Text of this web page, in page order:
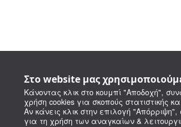
Στο website μας
Κάνοντας κλικ στο κουμπί "Αποδοχή",
χρήση cookies για σκοπούς στατιστικής
Αν κάνεις κλικ στην επιλογή "Απόρριψη",
για τη χρήση των αναγκαίων &